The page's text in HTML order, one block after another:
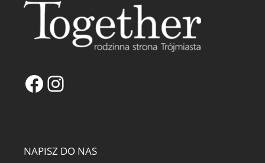
Facebook
Instagram
NAPISZ DO NAS